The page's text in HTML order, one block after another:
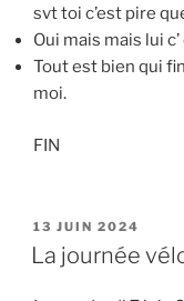
svt toi c’est pire
Oui mais mais lui
Tout est bien qui
moi.
FIN
PUBLIÉ
LE
13 JUIN 2024
La journée